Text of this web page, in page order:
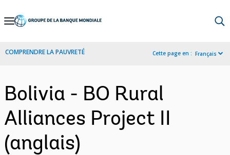
Skip
Navigation
COMPRENDRE LA PAUVRETÉ Cette page en : Français
Bolivia - BO Rural
Alliances Project II
(anglais)